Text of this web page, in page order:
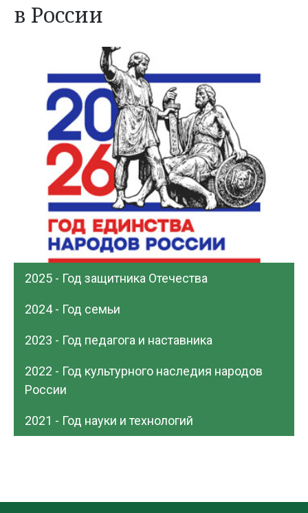
в России
2025 - Год защитника Отечества
2024 - Год семьи
2023 - Год педагога и наставника
2022 - Год культурного наследия народов
России
2021 - Год науки и технологий